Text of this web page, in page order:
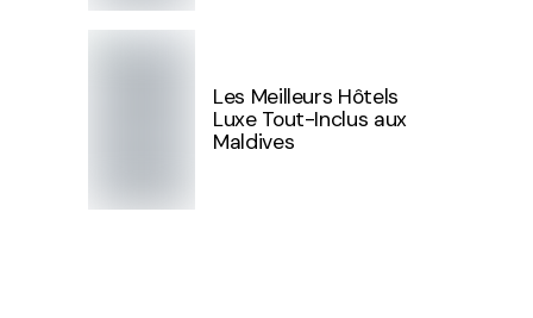
Les Meilleurs Hôtels
Luxe Tout-Inclus aux
Maldives